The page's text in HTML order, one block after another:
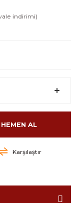
indirimi)
HEMEN AL
Karşılaştır